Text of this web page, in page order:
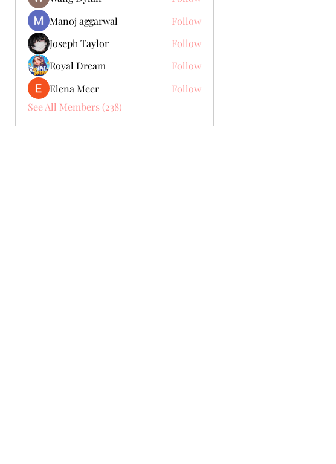
Manoj aggarwal
Follow
Joseph Taylor
Follow
Royal Dream
Follow
Elena Meer
Follow
See All Members (238)